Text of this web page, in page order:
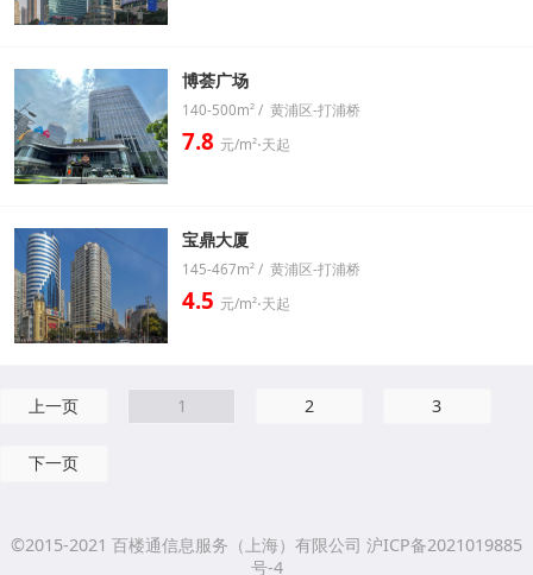
博荟广场
140-500m² / 黄浦区-打浦桥
7.8 元/m²⋅天起
宝鼎大厦
145-467m² / 黄浦区-打浦桥
4.5 元/m²⋅天起
上一页 1 2 3
下一页
©2015-2021 百楼通信息服务（上海）有限公司 沪ICP备2021019885
号-4